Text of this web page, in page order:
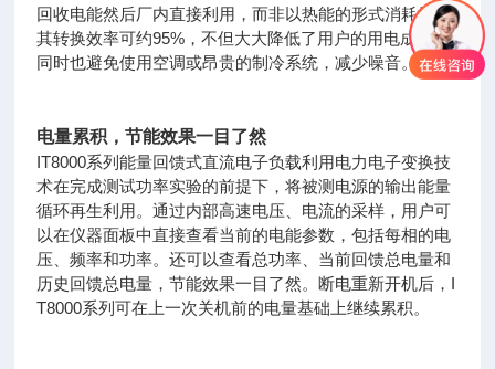
回收电能然后厂内直接利用，而非以热能的形式消耗掉。
其转换效率可约95%，不但大大降低了用户的用电成本，
同时也避免使用空调或昂贵的制冷系统，减少噪音。
电量累积，节能效果一目了然
IT8000系列能量回馈式直流电子负载利用电力电子变换技
术在完成测试功率实验的前提下，将被测电源的输出能量
循环再生利用。通过内部高速电压、电流的采样，用户可
以在仪器面板中直接查看当前的电能参数，包括每相的电
压、频率和功率。还可以查看总功率、当前回馈总电量和
历史回馈总电量，节能效果一目了然。断电重新开机后，I
T8000系列可在上一次关机前的电量基础上继续累积。